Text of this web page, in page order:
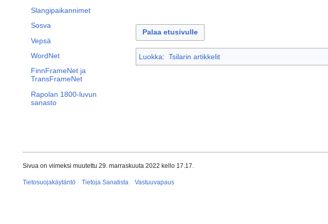
Slangipaikannimet
Sosva
Vepsä
WordNet
FinnFrameNet ja
TransFrameNet
Rapolan 1800-luvun
sanasto
Palaa etusivulle
Luokka: Tsilarin artikkelit
Sivua on viimeksi muutettu 29. marraskuuta 2022 kello 17.17.
Tietosuojakäytäntö Tietoja Sanatista Vastuuvapaus